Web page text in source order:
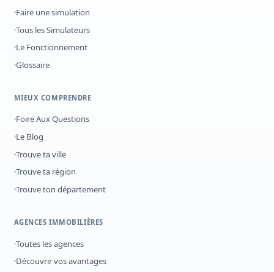
Faire une simulation
Tous les Simulateurs
Le Fonctionnement
Glossaire
MIEUX COMPRENDRE
Foire Aux Questions
Le Blog
Trouve ta ville
Trouve ta région
Trouve ton département
AGENCES IMMOBILIÈRES
Toutes les agences
Découvrir vos avantages